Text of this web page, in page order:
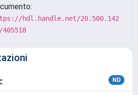
hdl.handle.net/20.500.142
405518
ND